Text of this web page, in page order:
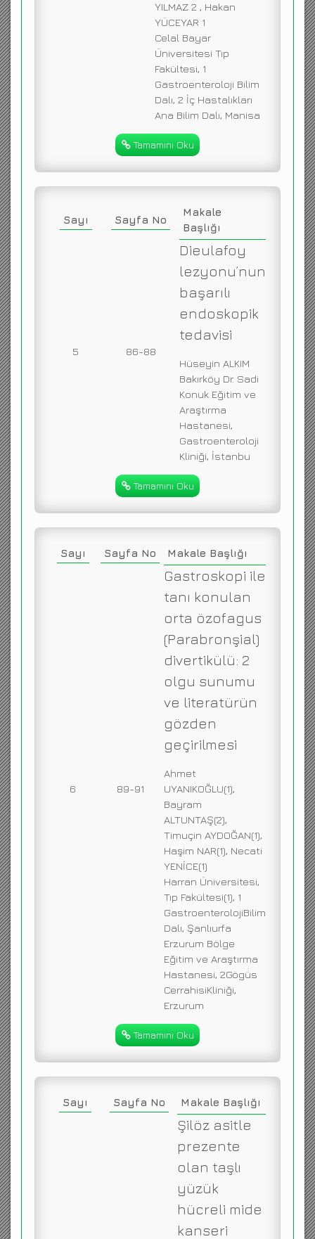
YILMAZ 2 , Hakan
YÜCEYAR 1
Celal Bayar
Üniversitesi Tıp
Fakültesi, 1
Gastroenteroloji Bilim
Dalı, 2 İç Hastalıkları
Ana Bilim Dalı, Manisa
Tamamını Oku
Sayı Sayfa No
Makale
Başlığı
5 86-88
Dieulafoy
lezyonu’nun
başarılı
endoskopik
tedavisi
Hüseyin ALKIM
Bakırköy Dr. Sadi
Konuk Eğitim ve
Araştırma
Hastanesi,
Gastroenteroloji
Kliniği, İstanbu
Tamamını Oku
Sayı Sayfa No Makale Başlığı
6 89-91
Gastroskopi ile
tanı konulan
orta özofagus
(Parabronşial)
divertikülü: 2
olgu sunumu
ve literatürün
gözden
geçirilmesi
Ahmet
UYANIKOĞLU(1),
Bayram
ALTUNTAŞ(2),
Timuçin AYDOĞAN(1),
Haşim NAR(1), Necati
YENİCE(1)
Harran Üniversitesi,
Tıp Fakültesi(1), 1
GastroenterolojiBilim
Dalı, Şanlıurfa
Erzurum Bölge
Eğitim ve Araştırma
Hastanesi, 2Gögüs
CerrahisiKliniği,
Erzurum
Tamamını Oku
Sayı Sayfa No Makale Başlığı
Şilöz asitle
prezente
olan taşlı
yüzük
hücreli mide
kanseri